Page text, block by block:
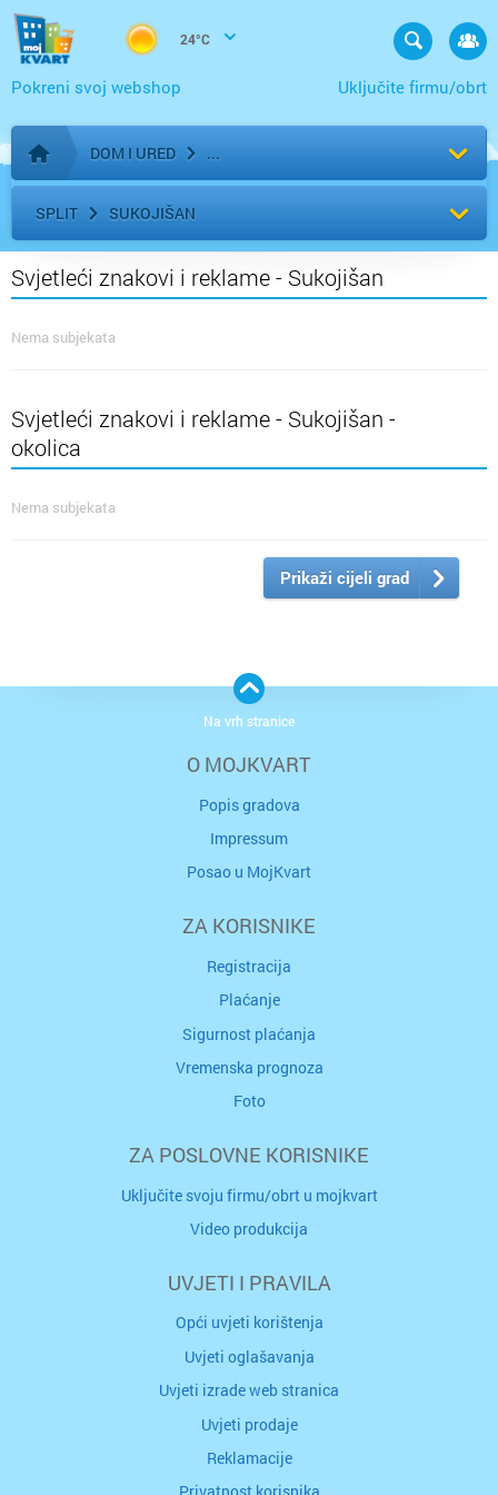
24°C
Uključite firmu/obrt
Pokreni svoj webshop
Početna stranica
DOM I URED
SPLIT SUKOJIŠAN
Svjetleći znakovi i reklame - Sukojišan
Nema subjekata
Svjetleći znakovi i reklame - Sukojišan -
okolica
Nema subjekata
Prikaži cijeli grad
O MOJKVART
Popis gradova
Impressum
Posao u MojKvart
ZA KORISNIKE
Registracija
Plaćanje
Sigurnost plaćanja
Vremenska prognoza
Foto
ZA POSLOVNE KORISNIKE
Uključite svoju firmu/obrt u mojkvart
Video produkcija
UVJETI I PRAVILA
Opći uvjeti korištenja
Uvjeti oglašavanja
Uvjeti izrade web stranica
Uvjeti prodaje
Reklamacije
Na vrh stranice